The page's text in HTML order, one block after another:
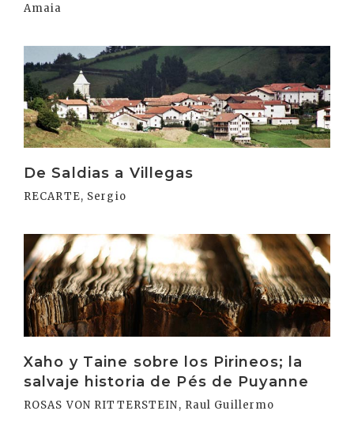
Amaia
De Saldias a Villegas
RECARTE, Sergio
Irakurri
Xaho y Taine sobre los Pirineos; la
salvaje historia de Pés de Puyanne
ROSAS VON RITTERSTEIN, Raul Guillermo
Irakurri